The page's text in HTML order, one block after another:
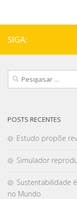
SIGA:
POSTS RECENTES
Estudo propõe
Simulador
Sustentabilidade
no Mundo